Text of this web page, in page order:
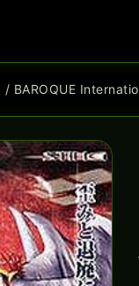
/ BAROQUE